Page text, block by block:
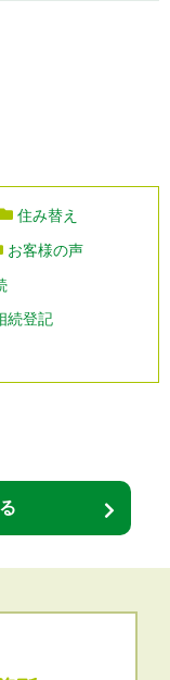
住み替え
お客様の声
続登記